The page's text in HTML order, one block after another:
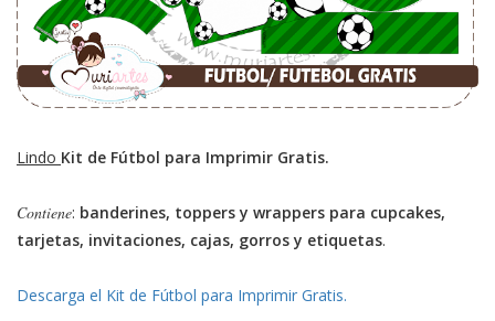
Lindo Kit de Fútbol para Imprimir Gratis.
Contiene: banderines, toppers y wrappers para cupcakes,
tarjetas, invitaciones, cajas, gorros y etiquetas.
Descarga el Kit de Fútbol para Imprimir Gratis.